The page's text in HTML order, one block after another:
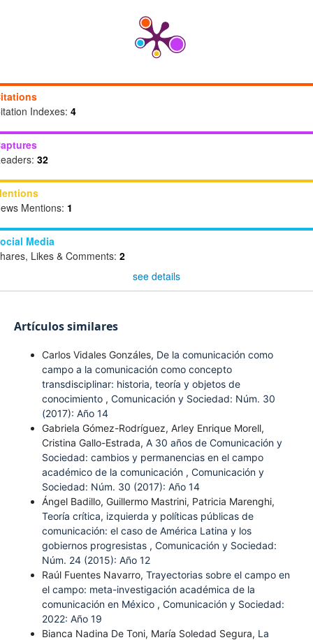
Indexes: 4
32
Mentions: 1
Media
Likes & Comments: 2
see details
Artículos similares
Carlos Vidales Gonzáles, De la comunicación como
campo a la comunicación como concepto
transdisciplinar: historia, teoría y objetos de
conocimiento , Comunicación y Sociedad: Núm. 30
(2017): Año 14
Gabriela Gómez-Rodríguez, Arley Enrique Morell,
Cristina Gallo-Estrada, A 30 años de Comunicación y
Sociedad: cambios y permanencias en el campo
académico de la comunicación , Comunicación y
Sociedad: Núm. 30 (2017): Año 14
Ángel Badillo, Guillermo Mastrini, Patricia Marenghi,
Teoría crítica, izquierda y políticas públicas de
comunicación: el caso de América Latina y los
gobiernos progresistas , Comunicación y Sociedad:
Núm. 24 (2015): Año 12
Raúl Fuentes Navarro, Trayectorias sobre el campo en
el campo: meta-investigación académica de la
comunicación en México , Comunicación y Sociedad:
2022: Año 19
Bianca Nadina De Toni, María Soledad Segura, La